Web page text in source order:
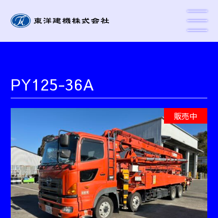
PY125-36A
販売中